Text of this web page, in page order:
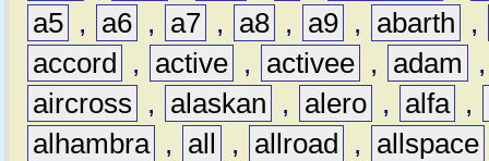
a5 , a6 , a7 , a8 , a9 , abarth
,
accord
, active , activee , adam
aircross
, alaskan , alero , alfa ,
alhambra , all , allroad , allspace